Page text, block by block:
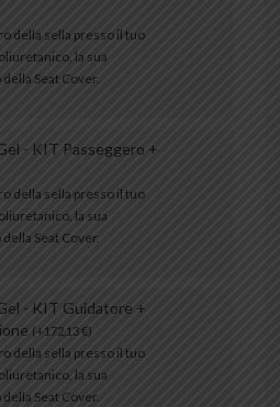
della sella presso il tuo
la sua
Seat Cover.
- KIT Passeggero +
della sella presso il tuo
la sua
Seat Cover.
- KIT Guidatore +
(+172,13€)
della sella presso il tuo
la sua
Seat Cover.